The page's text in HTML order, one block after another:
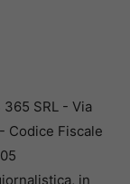
SRL - Via
Codice Fiscale
in